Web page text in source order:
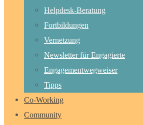
Helpdesk-Beratung
Fortbildungen
Vernetzung
Newsletter für Engagierte
Engagementwegweiser
Tipps
Co-Working
Community